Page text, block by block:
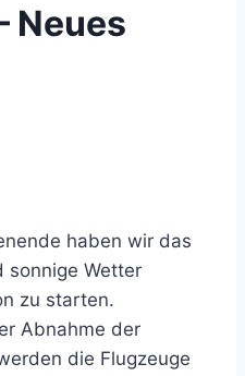
Neues
haben wir das
sonnige Wetter
zu starten.
Abnahme der
die Flugzeuge